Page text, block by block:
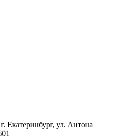
Екатеринбург, ул. Антона